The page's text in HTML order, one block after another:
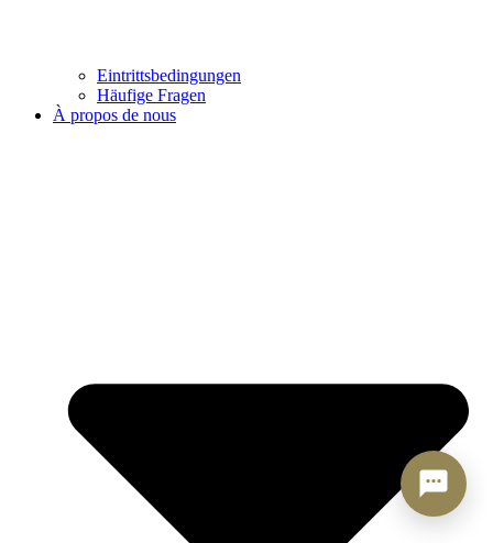
Eintrittsbedingungen
Häufige Fragen
À propos de nous